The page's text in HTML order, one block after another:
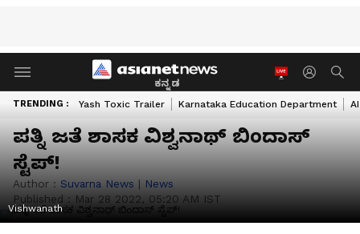
ಕನ್ನಡ
TRENDING : Yash Toxic Trailer Karnataka Education Department
ಪತ್ನಿ ಜತೆ ಶಾಸಕ ವಿಶ್ವನಾಥ್‌ ಬಿಂದಾಸ್‌
ಸ್ಟೆಪ್‌!
Author : Suvarna News | News
Published : Mar 28 2022, 05:20 AM IST
Vishwanath